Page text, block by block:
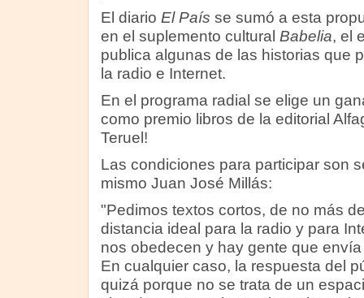
El diario El País se sumó a esta
en el suplemento cultural Babelia, el
publica algunas de las historias que
la radio e Internet.
En el programa radial se elige un
como premio libros de la editorial
Teruel!
Las condiciones para participar son
mismo Juan José Millás:
"Pedimos textos cortos, de no más
distancia ideal para la radio y para
nos obedecen y hay gente que
En cualquier caso, la respuesta del
quizá porque no se trata de un